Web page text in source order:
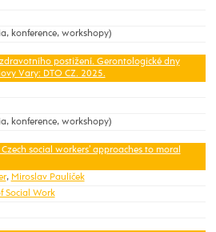
konference, workshopy)
postižení. Gerontologické dny
Vary: DTO CZ. 2025.
konference, workshopy)
social workers’ approaches to moral
, Miroslav Paulíček
Social Work